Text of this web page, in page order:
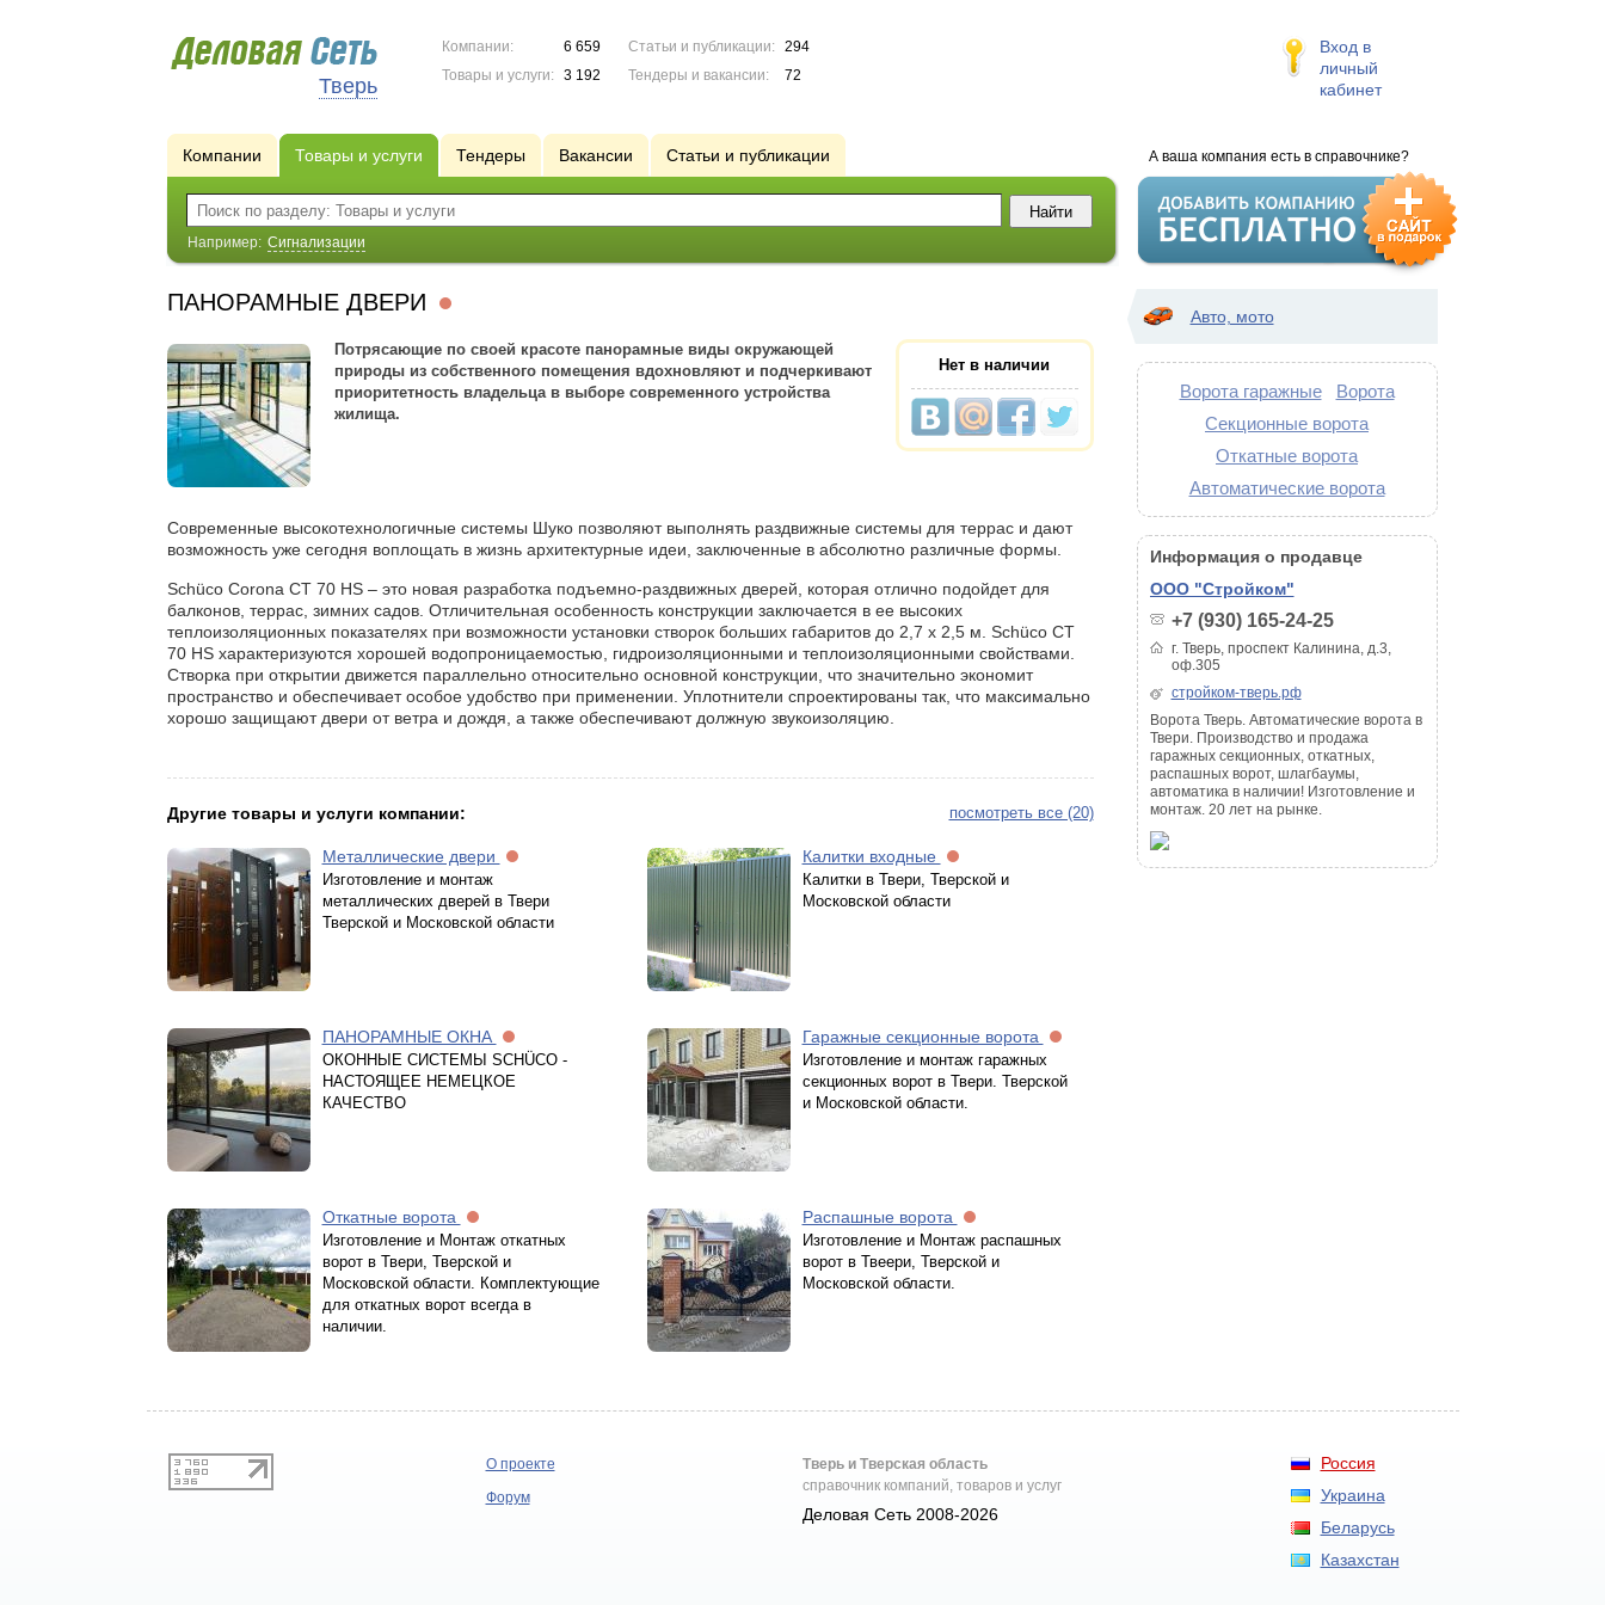
Тверь
Компании:
6 659
Товары и услуги:
3 192
Статьи и публикации:
294
Тендеры и вакансии:
72
Вход в
личный
кабинет
А ваша компания есть в справочнике?
Компании Товары и услуги Тендеры Вакансии Статьи и публикации
Например: Сигнализации
ПАНОРАМНЫЕ ДВЕРИ
Нет в наличии
Потрясающие по своей красоте панорамные виды окружающей
природы из собственного помещения вдохновляют и подчеркивают
приоритетность владельца в выборе современного устройства
жилища.
Современные высокотехнологичные системы Шуко позволяют выполнять раздвижные системы для террас и дают
возможность уже сегодня воплощать в жизнь архитектурные идеи, заключенные в абсолютно различные формы.
Schüco Corona CT 70 HS – это новая разработка подъемно-раздвижных дверей, которая отлично подойдет для
балконов, террас, зимних садов. Отличительная особенность конструкции заключается в ее высоких
теплоизоляционных показателях при возможности установки створок больших габаритов до 2,7 х 2,5 м. Schüco CT
70 HS характеризуются хорошей водопроницаемостью, гидроизоляционными и теплоизоляционными свойствами.
Створка при открытии движется параллельно относительно основной конструкции, что значительно экономит
пространство и обеспечивает особое удобство при применении. Уплотнители спроектированы так, что максимально
хорошо защищают двери от ветра и дождя, а также обеспечивают должную звукоизоляцию.
посмотреть все (20)
Другие товары и услуги компании:
Металлические двери
Изготовление и монтаж
металлических дверей в Твери
Тверской и Московской области
Калитки входные
Калитки в Твери, Тверской и
Московской области
ПАНОРАМНЫЕ ОКНА
ОКОННЫЕ СИСТЕМЫ SCHÜCO -
НАСТОЯЩЕЕ НЕМЕЦКОЕ
КАЧЕСТВО
Гаражные секционные ворота
Изготовление и монтаж гаражных
секционных ворот в Твери. Тверской
и Московской области.
Откатные ворота
Изготовление и Монтаж откатных
ворот в Твери, Тверской и
Московской области. Комплектующие
для откатных ворот всегда в
наличии.
Распашные ворота
Изготовление и Монтаж распашных
ворот в Твеери, Тверской и
Московской области.
Авто, мото
Ворота гаражные
Ворота
Секционные ворота
Откатные ворота
Автоматические ворота
Информация о продавце
ООО "Стройком"
+7 (930) 165-24-25
г. Тверь, проспект Калинина, д.3,
оф.305
стройком-тверь.рф
Ворота Тверь. Автоматические ворота в
Твери. Производство и продажа
гаражных секционных, откатных,
распашных ворот, шлагбаумы,
автоматика в наличии! Изготовление и
монтаж. 20 лет на рынке.
Россия
Украина
Беларусь
Казахстан
О проекте
Форум
Тверь и Тверская область
справочник компаний, товаров и услуг
Деловая Сеть 2008-2026